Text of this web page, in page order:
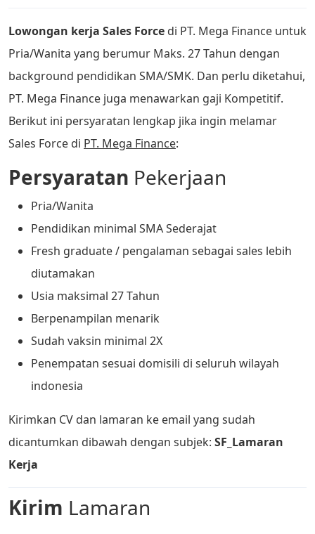
Lowongan kerja Sales Force di PT. Mega Finance untuk
Pria/Wanita yang berumur Maks. 27 Tahun dengan
background pendidikan SMA/SMK. Dan perlu diketahui,
PT. Mega Finance juga menawarkan gaji Kompetitif.
Berikut ini persyaratan lengkap jika ingin melamar
Sales Force di PT. Mega Finance:
Persyaratan Pekerjaan
Pria/Wanita
Pendidikan minimal SMA Sederajat
Fresh graduate / pengalaman sebagai sales lebih
diutamakan
Usia maksimal 27 Tahun
Berpenampilan menarik
Sudah vaksin minimal 2X
Penempatan sesuai domisili di seluruh wilayah
indonesia
Kirimkan CV dan lamaran ke email yang sudah
dicantumkan dibawah dengan subjek: SF_Lamaran
Kerja
Kirim Lamaran